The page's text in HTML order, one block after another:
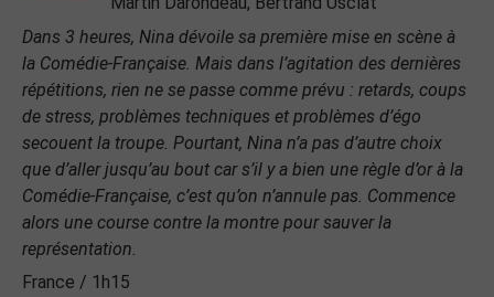
Dans 3 heures, Nina dévoile sa première mise en scène à
la Comédie-Française. Mais dans l’agitation des dernières
répétitions, rien ne se passe comme prévu : retards, coups
de stress, problèmes techniques et problèmes d’égo
secouent la troupe. Pourtant, Nina n’a pas d’autre choix
que d’aller jusqu’au bout car s’il y a bien une règle d’or à la
Comédie-Française, c’est qu’on n’annule pas. Commence
alors une course contre la montre pour sauver la
représentation.
France / 1h15